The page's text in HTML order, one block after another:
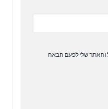
והאתר שלי לפעם הבאה